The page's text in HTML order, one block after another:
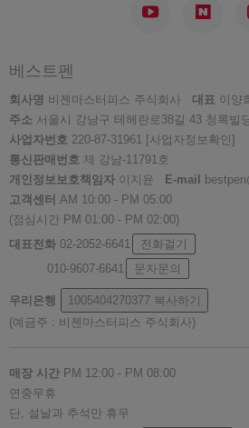
베스트펜
회사명 비젠마스터피스 주식회사 대표 이양
주소 서울시 강남구 테헤란로38길 43 청록빌
사업자번호 220-87-31961 [사업자정보확인]
통신판매번호 제 강남-11791호
개인정보보호책임자 이지윤 E-mail
고객센터 AM 10:00 - PM 05:00
(점심시간 PM 01:00 - PM 02:00)
대표전화 02-2052-6641
전화걸기
010-9607-6641
문자문의
우리은행 1005404270377 복사하기
(예금주 : 비젠마스터피스 주식회사)
매장 시간 PM 12:00 - PM 08:00
연중무휴
단, 설날과 추석만 휴무